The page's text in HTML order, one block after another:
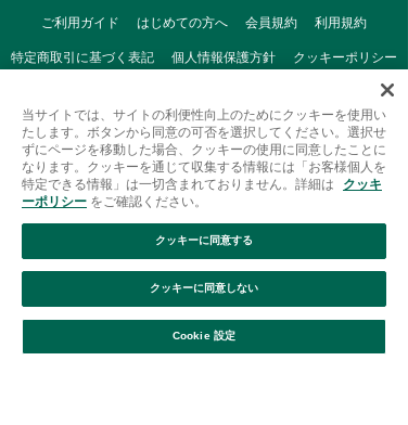
絞り込み 並び替え
ご利用ガイド はじめての方へ 会員規約 利用規約
特定商取引に基づく表記 個人情報保護方針 クッキーポリシー
Afternoon Tea(アフタヌーンティー)公式オンラインストアで
は、
キッチン・ダイニングなどの生活雑貨、紅茶・焼き菓子など、
毎日新商品をご用意しています。
当サイトでは、サイトの利便性向上のためにクッキーを使用い
たします。ボタンから同意の可否を選択してください。選択せ
ずにページを移動した場合、クッキーの使用に同意したことに
なります。クッキーを通じて収集する情報には「お客様個人を
特定できる情報」は一切含まれておりません。詳細は
クッキ
ーポリシー をご確認ください。
Cookie 設定
クッキーに同意しない
クッキーに同意する